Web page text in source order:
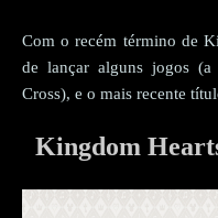
Com o recém término de
de lançar alguns jogos
Cross), e o mais recente
Kingdom